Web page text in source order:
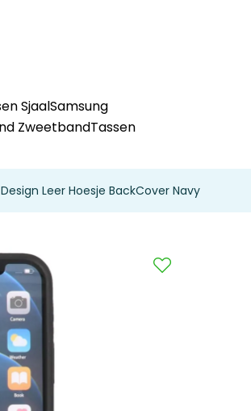
SjaalSamsung
ZweetbandTassen
Design Leer Hoesje BackCover Navy